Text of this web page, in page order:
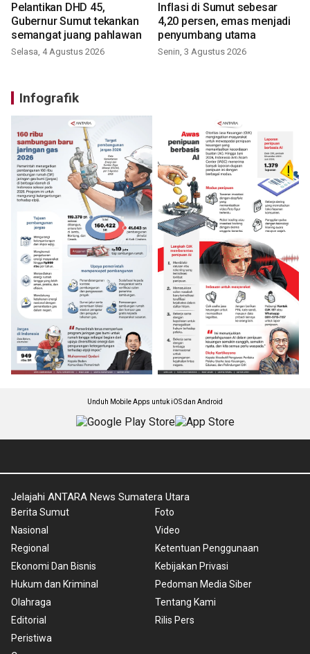
Pelantikan DHD 45,
Gubernur Sumut tekankan
semangat juang pahlawan
Selasa, 4 Agustus 2026
Inflasi di Sumut sebesar
4,20 persen, emas menjadi
penyumbang utama
Senin, 3 Agustus 2026
Infografik
Unduh Mobile Apps untuk iOS dan Android
Jelajahi ANTARA News Sumatera Utara
Berita Sumut
Nasional
Regional
Ekonomi Dan Bisnis
Hukum dan Kriminal
Olahraga
Editorial
Peristiwa
Foto
Video
Ketentuan Penggunaan
Kebijakan Privasi
Pedoman Media Siber
Tentang Kami
Rilis Pers